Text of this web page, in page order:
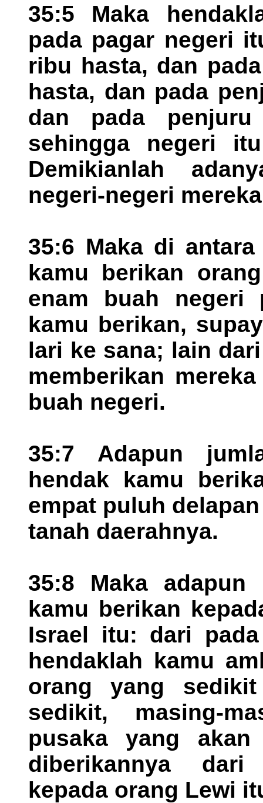
35:5 Maka
pada pagar negeri
ribu hasta, dan
hasta, dan pada
dan pada
sehingga negeri
Demikianlah
negeri-negeri
35:6 Maka di
kamu berikan
enam buah negeri
kamu berikan,
lari ke sana; lain
memberikan
buah negeri.
35:7 Adapun
hendak kamu
empat puluh
tanah daerahnya.
35:8 Maka adapun
kamu berikan
Israel itu: dari
hendaklah kamu
orang yang
sedikit, masing-
pusaka yang akan
diberikannya dari
kepada orang Lewi